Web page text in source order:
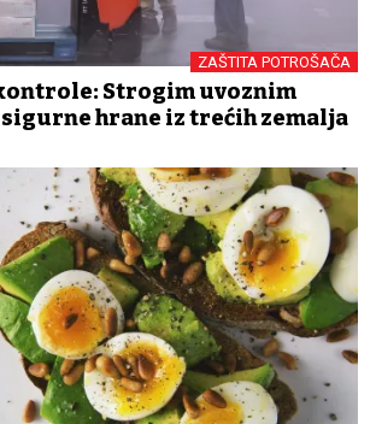
ZAŠTITA POTROŠAČA
Strogim uvoznim
hrane iz trećih zemalja